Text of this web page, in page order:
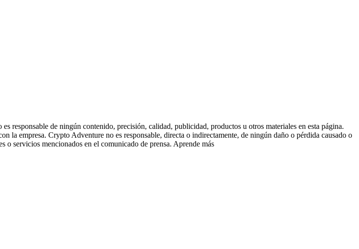
responsable de ningún contenido, precisión, calidad, publicidad, productos u otros materiales en esta página.
la empresa. Crypto Adventure no es responsable, directa o indirectamente, de ningún daño o pérdida causado o
o servicios mencionados en el comunicado de prensa. Aprende más